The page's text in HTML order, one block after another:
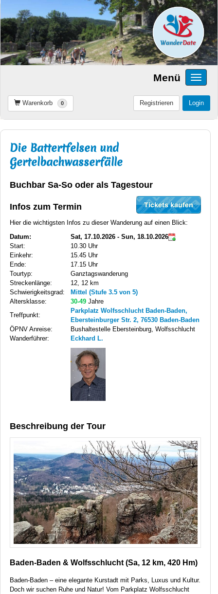
Menü
Warenkorb 0 Login
Registrieren
Die Battertfelsen und
Gertelbachwasserfälle
Buchbar Sa-So oder als Tagestour
Infos zum Termin
Hier die wichtigsten Infos zu dieser Wanderung auf einen Blick:
Datum:
Sat, 17.10.2026 - Sun, 18.10.2026
Start:
10.30 Uhr
Einkehr:
15.45 Uhr
Ende:
17.15 Uhr
Tourtyp:
Ganztagswanderung
Streckenlänge:
12, 12 km
Schwierigkeitsgrad:
Mittel (Stufe 3.5 von 5)
Altersklasse:
30-49 Jahre
Treffpunkt:
Parkplatz Wolfsschlucht Baden-Baden,
Ebersteinburger Str. 2, 76530 Baden-Baden
ÖPNV Anreise:
Bushaltestelle Ebersteinburg, Wolfsschlucht
Wanderführer:
Eckhard L.
Beschreibung der Tour
Baden-Baden & Wolfsschlucht (Sa, 12 km, 420 Hm)
Baden-Baden – eine elegante Kurstadt mit Parks, Luxus und Kultur.
Doch wir suchen Ruhe und Natur! Vom Parkplatz Wolfsschlucht